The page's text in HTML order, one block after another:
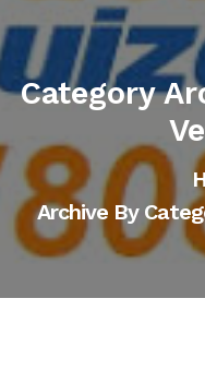
Category
Archive By